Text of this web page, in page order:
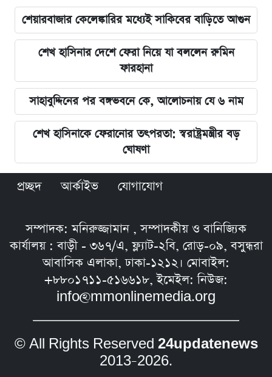
শেয়ারবাজার কেলেঙ্কারির মধ্যেই সাকিবের বাড়িতে আগুন
শেখ হাসিনার দেশে ফেরা নিয়ে যা বললেন রুমিন
ফারহানা
সাহাবুদ্দিনের পর বঙ্গভবনে কে, আলোচনায় যে ৬ নাম
শেখ হাসিনাকে ফেরানোর তৎপরতা: স্বরাষ্ট্রমন্ত্রীর বড়
ঘোষণা
প্রচ্ছদ আর্কাইভ যোগাযোগ
সম্পাদক: মনিরুজ্জামান , সম্পাদকীয় ও বানিজ্যিক
কার্যালয় : বাড়ী - ৩৬৭/এ, ফ্ল্যাট-২বি, রোড়-০৯, বসুন্ধরা
আবাসিক এলাকা, ঢাকা-১২১২। মোবাইল:
+৮৮০১৭১১-৫১৬৬১৮, ইমেইল: নিউজ:
info@mmonlinemedia.org
© All Rights Reserved 24updatenews
2013–2026.